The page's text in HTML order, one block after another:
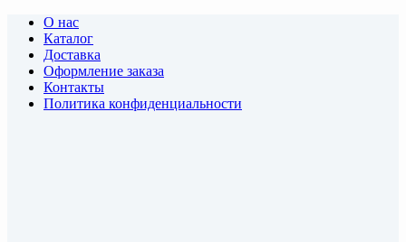
О нас
Каталог
Доставка
Оформление заказа
Контакты
Политика конфиденциальности